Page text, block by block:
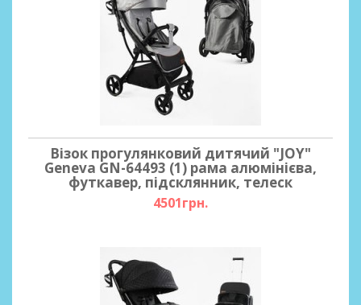
Візок прогулянковий дитячий "JOY"
Geneva GN-64493 (1) рама алюмінієва,
футкавер, підсклянник, телеск
4501грн.